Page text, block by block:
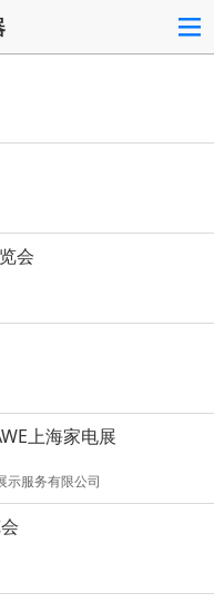
会
上海家电展
示服务有限公司